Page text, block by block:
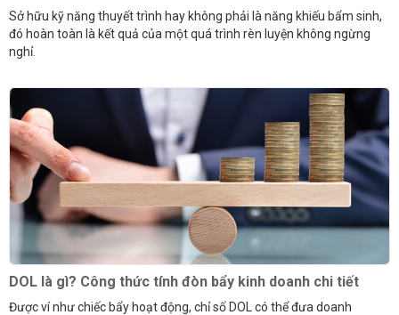
Sở hữu kỹ năng thuyết trình hay không phải là năng khiếu bẩm sinh,
đó hoàn toàn là kết quả của một quá trình rèn luyện không ngừng
nghỉ.
DOL là gì? Công thức tính đòn bẩy kinh doanh chi tiết
Được ví như chiếc bẩy hoạt động, chỉ số DOL có thể đưa doanh